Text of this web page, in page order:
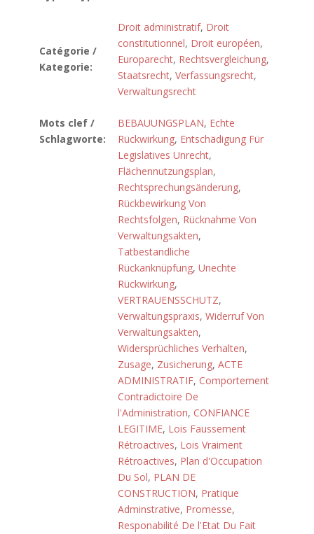
Catégorie /
Kategorie:
Droit administratif, Droit
constitutionnel, Droit européen,
Europarecht, Rechtsvergleichung,
Staatsrecht, Verfassungsrecht,
Verwaltungsrecht
Mots clef /
Schlagworte:
BEBAUUNGSPLAN, Echte
Rückwirkung, Entschädigung Für
Legislatives Unrecht,
Flächennutzungsplan,
Rechtsprechungsänderung,
Rückbewirkung Von
Rechtsfolgen, Rücknahme Von
Verwaltungsakten,
Tatbestandliche
Rückanknüpfung, Unechte
Rückwirkung,
VERTRAUENSSCHUTZ,
Verwaltungspraxis, Widerruf Von
Verwaltungsakten,
Widersprüchliches Verhalten,
Zusage, Zusicherung, ACTE
ADMINISTRATIF, Comportement
Contradictoire De
l'Administration, CONFIANCE
LEGITIME, Lois Faussement
Rétroactives, Lois Vraiment
Rétroactives, Plan d'Occupation
Du Sol, PLAN DE
CONSTRUCTION, Pratique
Adminstrative, Promesse,
Responabilité De l'Etat Du Fait